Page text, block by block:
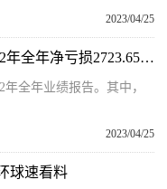
2023/04/25
天天时讯：财报速递：久量股份2022年全年净亏损2723.65万元，总体财务状况不佳
全年业绩报告。其中，
2023/04/25
球速看料